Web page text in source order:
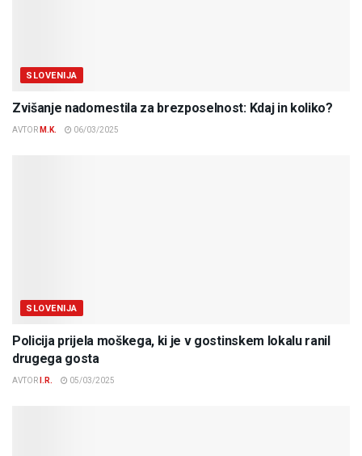
SLOVENIJA
Zvišanje nadomestila za brezposelnost: Kdaj in koliko?
AVTOR M.K. 06/03/2025
SLOVENIJA
Policija prijela moškega, ki je v gostinskem lokalu ranil
drugega gosta
AVTOR I.R. 05/03/2025